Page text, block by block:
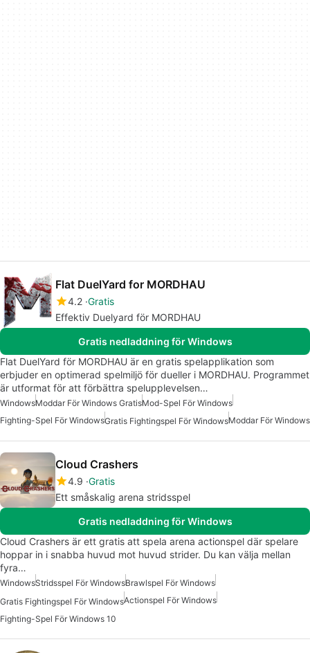
Flat DuelYard for MORDHAU
4.2 Gratis
Effektiv Duelyard för MORDHAU
Gratis nedladdning för Windows
Flat DuelYard för MORDHAU är en gratis spelapplikation som
erbjuder en optimerad spelmiljö för dueller i MORDHAU. Programmet
är utformat för att förbättra spelupplevelsen…
WindowsModdar För Windows GratisMod-Spel För Windows
Fighting-Spel För WindowsGratis Fightingspel För WindowsModdar För Windows
Cloud Crashers
4.9 Gratis
Ett småskalig arena stridsspel
Gratis nedladdning för Windows
Cloud Crashers är ett gratis att spela arena actionspel där spelare
hoppar in i snabba huvud mot huvud strider. Du kan välja mellan
fyra…
WindowsStridsspel För WindowsBrawlspel För Windows
Gratis Fightingspel För WindowsActionspel För Windows
Fighting-Spel För Windows 10